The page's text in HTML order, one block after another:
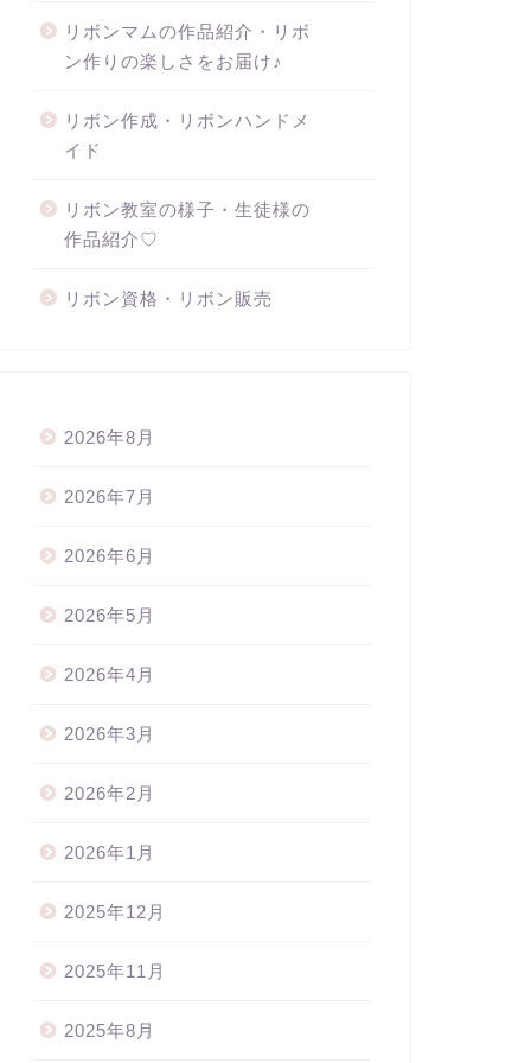
リボンマムの作品紹介・リボ
ン作りの楽しさをお届け♪
リボン作成・リボンハンドメ
イド
リボン教室の様子・生徒様の
作品紹介♡
リボン資格・リボン販売
2026年8月
2026年7月
2026年6月
2026年5月
2026年4月
2026年3月
2026年2月
2026年1月
2025年12月
2025年11月
2025年8月